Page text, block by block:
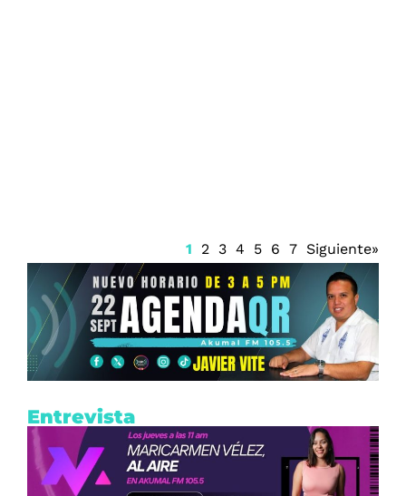
1 2 3 4 5 6 7 Siguiente»
Entrevista